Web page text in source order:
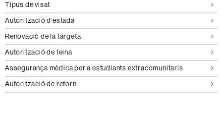
Tipus de visat
Autorització d'estada
Renovació de la targeta
Autorització de feina
Assegurança mèdica per a estudiants extracomunitaris
Autorització de retorn